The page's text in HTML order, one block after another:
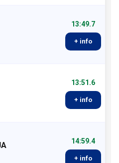
13:49.7
+ info
13:51.6
+ info
14:59.4
+ info